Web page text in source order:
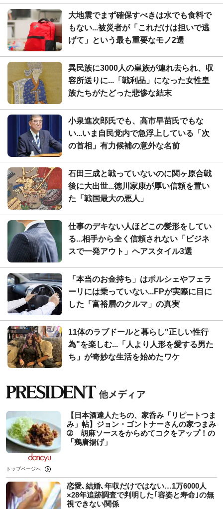
大地震でまず確保すべきは水でも食料で
もない...被災者が「これだけは担いで逃
げて」という最も重要なモノ2選
異民族に3000人の皇族が連れ去られ、収
容所送りに...「戦利品」になった女性皇
族たちがたどった悲惨な結末
小泉進次郎氏でも、高市早苗氏でもな
い...いま自民党内で急浮上している「次
の首相」有力候補の意外な名前
石田三成と戦っていないのに関ヶ原合戦
後に大出世...徳川家康が厚い信頼を置い
た「戦国最大の悪人」
仕事のデキない人ほどこの髪形をしてい
る...相手から全く信頼されない「ビジネ
スで一発アウト」ヘアスタイル3選
「本当のお金持ち」はポルシェやフェラ
ーリには乗っていない...FPが実際に目に
した「富裕層のクルマ」の真実
11体のラブドールと暮らし"正しい性行
為"を楽しむ...「人より人形を愛する男た
ち」が奇妙な生活を始めたワケ
【日本酒達人たちの、家呑み「リピートつま
み」帖】ジョン・ゴントナーさんの家つまみ
➁ 胡麻ソースをからめてコクをアップ！の
「鶏唐揚げ」
トップページへ
恋愛､結婚､年収だけではない…1万6000人
×28年追跡調査で判明した｢容姿と寿命｣の無
視できない関係